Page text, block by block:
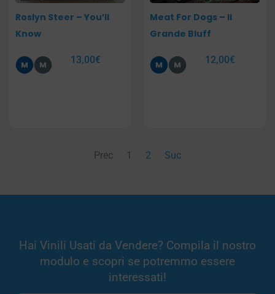
Roslyn Steer – You’ll
Know
13,00€
Meat For Dogs – Il
Grande Bluff
12,00€
Prec 1 2 Suc
Hai Vinili Usati da Vendere? Compila il nostro
modulo e scopri se potremmo essere
interessati!